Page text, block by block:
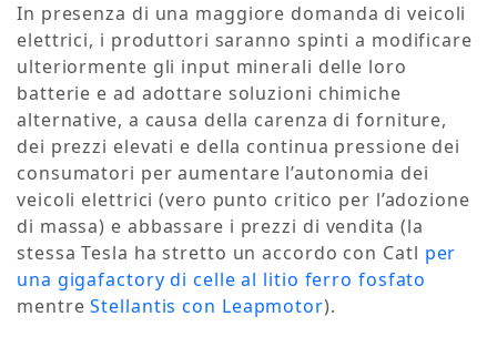
In presenza di una maggiore domanda di veicoli
elettrici, i produttori saranno spinti a modificare
ulteriormente gli input minerali delle loro
batterie e ad adottare soluzioni chimiche
alternative, a causa della carenza di forniture,
dei prezzi elevati e della continua pressione dei
consumatori per aumentare l’autonomia dei
veicoli elettrici (vero punto critico per l’adozione
di massa) e abbassare i prezzi di vendita (la
stessa Tesla ha stretto un accordo con Catl per
una gigafactory di celle al litio ferro fosfato
mentreStellantis con Leapmotor).